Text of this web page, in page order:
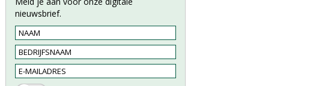
nieuwsbrief.